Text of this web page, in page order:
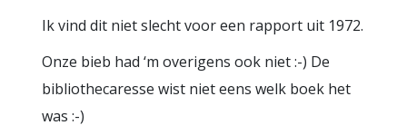
Ik vind dit niet slecht voor een rapport uit 1972.
Onze bieb had ‘m overigens ook niet :-) De
bibliothecaresse wist niet eens welk boek het
was :-)